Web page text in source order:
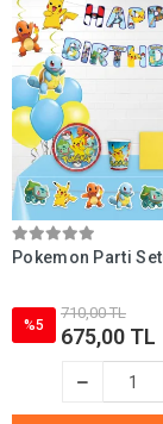
Pokemon Parti
%5
710,00 TL
675,00 TL